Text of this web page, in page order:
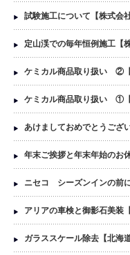
試験施工について【株式会
定山渓での毎年恒例施工【
ケミカル商品取り扱い ②
ケミカル商品取り扱い ①
あけましておめでとうござ
年末ご挨拶と年末年始のお
ニセコ シーズンインの前
アリアの車検と御影石美装
ガラススケール除去【北海